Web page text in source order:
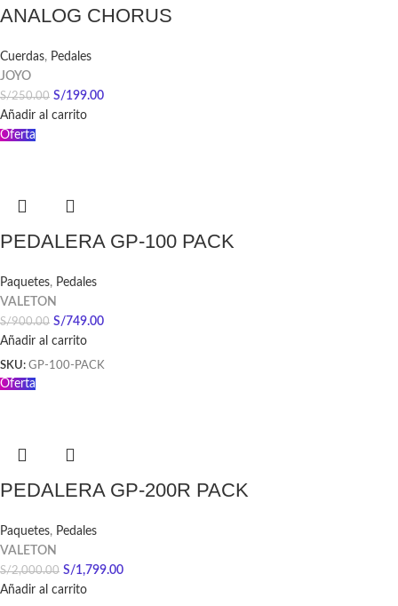
ANALOG CHORUS
Cuerdas, Pedales
JOYO
S/250.00 S/199.00
Añadir al carrito
Oferta
PEDALERA GP-100 PACK
Paquetes, Pedales
VALETON
S/900.00 S/749.00
Añadir al carrito
SKU: GP-100-PACK
Oferta
PEDALERA GP-200R PACK
Paquetes, Pedales
VALETON
S/2,000.00 S/1,799.00
Añadir al carrito